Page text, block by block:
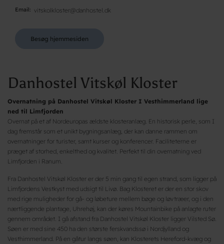
Email vitskolkloster@danhostel.dk
Besøg hjemmesiden
Danhostel Vitskøl Kloster
Overnatning på Danhostel Vitskøl Kloster I Vesthimmerland lige
ned til Limfjorden
Overnat på et af Nordeuropas ældste klosteranlæg. En historisk perle, som I
dag fremstår som et unikt bygningsanlæg, der kan danne rammen om
overnatninger for turister, samt kurser og konferencer. Faciliteterne er
præget af storhed, enkelthed og kvalitet. Perfekt til din overnatning ved
Limfjorden i Ranum.
Fra Danhostel Vitskøl Kloster er der 5 min gang til egen strand, som ligger på
Limfjordens Vestkyst med udsigt til Livø. Bag Klosteret er der en stor skov
med rige muligheder for gå- og løbeture mellem bøge og løvtræer, og i den
nærtliggende plantage, Uhrehøj, kan der køres Mountainbike på anlagte ruter
gennem området. I gå afstand fra Danhostel Vitskøl Kloster ligger Vilsted Sø.
Søen er med sine 450 ha den største ferskvandssø i Nordjylland og
Vesthimmerland. På en gåtur langs søen, kan Klosterets Hereford-kvæg og